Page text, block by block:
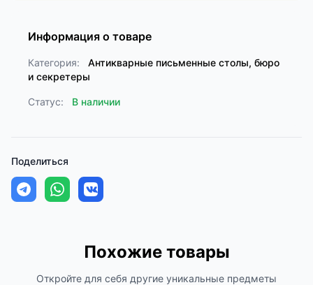
Информация о товаре
Категория:
Антикварные письменные столы, бюро
и секретеры
Статус: В наличии
Поделиться
Похожие товары
Откройте для себя другие уникальные предметы